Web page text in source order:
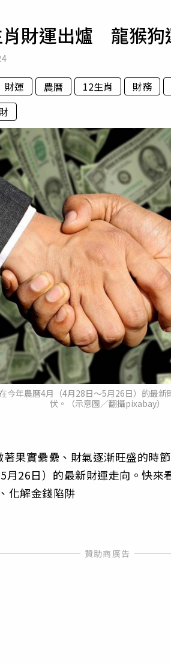
專欄
產新勢力
財運出爐 龍猴狗
財運 農曆 12生肖 財務
今年農曆4月（4月28日～5月26日）的最
伏。（示意圖／翻攝pixabay）
果實纍纍、財氣逐漸旺盛的時
月26日）的最新財運走向。快來
化解金錢陷阱